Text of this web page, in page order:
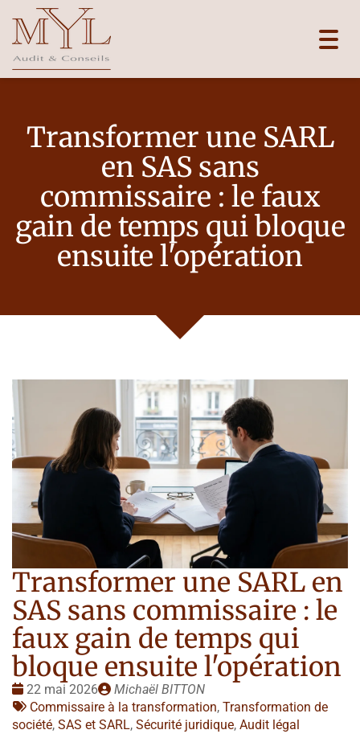
Transformer une SARL
en SAS sans
commissaire : le faux
gain de temps qui bloque
ensuite l'opération
Transformer une SARL en
SAS sans commissaire : le
faux gain de temps qui
bloque ensuite l'opération
Date
:
22 mai 2026
Publié
par
Michaël BITTON
Tags
:
Commissaire à la transformation, Transformation de
société, SAS et SARL, Sécurité juridique, Audit légal